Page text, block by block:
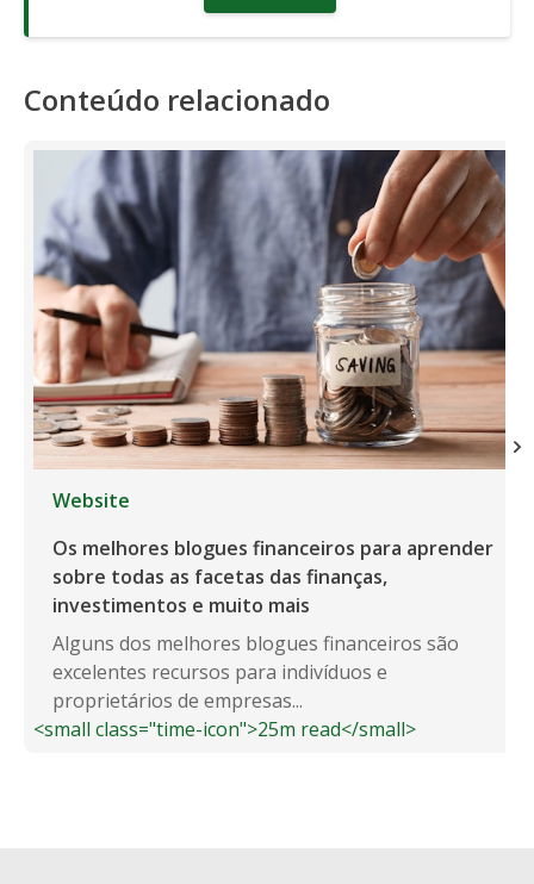
Conteúdo relacionado
Website
Os melhores blogues financeiros para aprender
sobre todas as facetas das finanças,
investimentos e muito mais
Alguns dos melhores blogues financeiros são
excelentes recursos para indivíduos e
proprietários de empresas...
<small class="time-icon">25m read</small>